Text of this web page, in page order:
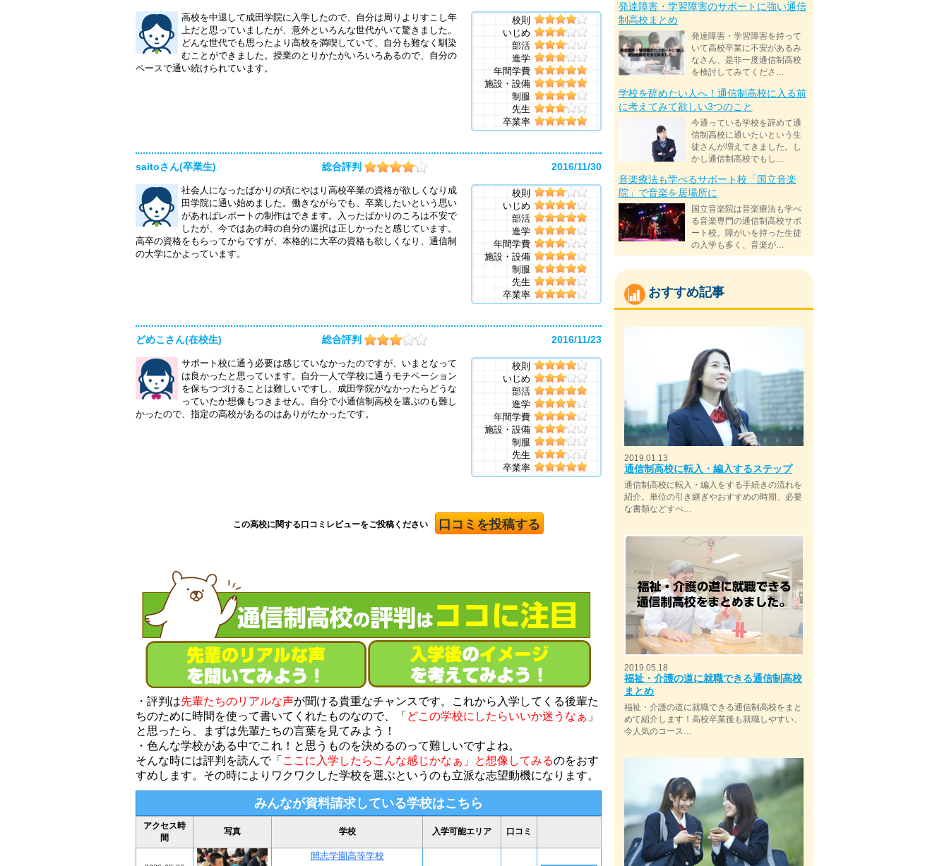
高校を中退して成田学院に入学したので、自分は周りよりすこし年
上だと思っていましたが、意外といろんな世代がいて驚きました。
どんな世代でも思ったより高校を満喫していて、自分も難なく馴染
むことができました。授業のとりかたがいろいろあるので、自分の
ペースで通い続けられています。
校則
いじめ
部活
進学
年間学費
施設・設備
制服
先生
卒業率
saitoさん(卒業生) 総合評判 2016/11/30
社会人になったばかりの頃にやはり高校卒業の資格が欲しくなり成
田学院に通い始めました。働きながらでも、卒業したいという思い
があればレポートの制作はできます。入ったばかりのころは不安で
したが、今ではあの時の自分の選択は正しかったと感じています。
高卒の資格をもらってからですが、本格的に大卒の資格も欲しくなり、通信制
の大学にかよっています。
校則
いじめ
部活
進学
年間学費
施設・設備
制服
先生
卒業率
どめこさん(在校生) 総合評判 2016/11/23
サポート校に通う必要は感じていなかったのですが、いまとなって
は良かったと思っています。自分一人で学校に通うモチベーション
を保ちつづけることは難しいですし、成田学院がなかったらどうな
っていたか想像もつきません。自分で小通信制高校を選ぶのも難し
かったので、指定の高校があるのはありがたかったです。
校則
いじめ
部活
進学
年間学費
施設・設備
制服
先生
卒業率
この高校に関する口コミレビューをご投稿ください 口コミを投稿する
・評判は先輩たちのリアルな声が聞ける貴重なチャンスです。これから入学してくる後輩た
ちのために時間を使って書いてくれたものなので、「 どこの学校にしたらいいか迷うなぁ 」
と思ったら、まずは先輩たちの言葉を見てみよう！
・色んな学校がある中でこれ！と思うものを決めるのって難しいですよね。
そんな時には評判を読んで「 ここに入学したらこんな感じかなぁ」と想像してみるのをおす
すめします。その時によりワクワクした学校を選ぶというのも立派な志望動機になります。
みんなが資料請求している学校はこちら
発達障害・学習障害のサポートに強い通信
制高校まとめ
発達障害・学習障害を持って
いて高校卒業に不安があるみ
なさん、是非一度通信制高校
を検討してみてくださ…
学校を辞めたい人へ！通信制高校に入る前
に考えてみて欲しい3つのこと
今通っている学校を辞めて通
信制高校に通いたいという生
徒さんが増えてきました。し
かし通信制高校でもし…
音楽療法も学べるサポート校「国立音楽
院」で音楽を居場所に
国立音楽院は音楽療法も学べ
る音楽専門の通信制高校サポ
ート校。障がいを持った生徒
の入学も多く、音楽が…
おすすめ記事
2019.01.13
通信制高校に転入・編入するステップ
通信制高校に転入・編入をする手続きの流れを
紹介。単位の引き継ぎやおすすめの時期、必要
な書類などすべ…
2019.05.18
福祉・介護の道に就職できる通信制高校
まとめ
福祉・介護の道に就職できる通信制高校をまと
めて紹介します！高校卒業後も就職しやすい、
今人気のコース…